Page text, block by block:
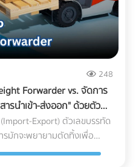
เกิด "รอยแตกร้าวขนาดเล็ก
งไม่เห็น เมื่อคุณนำวัสดุไปปูทับ
ใต้แผ่นหญ้าเทียมหรือพื้นไม้
อยๆ แทรกซึมลงตามรอยร้าว
ม่ทำระบบกันซึม: เหล็กเส้น
ทำปฏิกิริยากับเหล็กเส้นใน
บวมและดันให้คอนกรีตหลุด
ดานชั้นล่างพังทลาย: น้ำที่ซึม
ให้ฝ้าเกิดรอยด่าง เป็นเชื้อรา
ร์และระบบไฟที่เพิ่งทำใหม่
องกัน: หากเกิดน้ำรั่วซึม คุณ
ลักของบรรจุภัณฑ์อาหารแช่
งแต่ -18°C ไปจนถึง -40°C)
ไม่ให้ความชื้นระเหยออก
Burn (เนื้อสัตว์หรืออาหาร
ติกแบบดั้งเดิมที่โรงงานนิยมใช้
นียว ทนความเย็น และกันรอย
ล็ดน้ำแข็งได้ดีเยี่ยม แต่มัน
ลี่ยนไปใช้พลาสติกชีวภาพที่
มักจะเปราะบาง ทนความเย็น
(WVTR) สูง ทำให้อาหารสูญ
248
Forwarder vs. จัดการ
ารนำเข้า-ส่งออก" ด้วยตัว
Export) ตัวเลขบรรทัด
รมักจะพยายามตัดทิ้งเพื่อ
ทนออกของ (Customs